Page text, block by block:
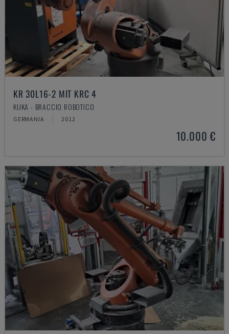
KR 30L16-2 MIT KRC 4
KUKA - BRACCIO ROBOTICO
GERMANIA 2012
10.000 €